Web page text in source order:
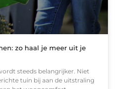
zo haal je meer uit je
steeds belangrijker. Niet
tuin bij aan de uitstraling